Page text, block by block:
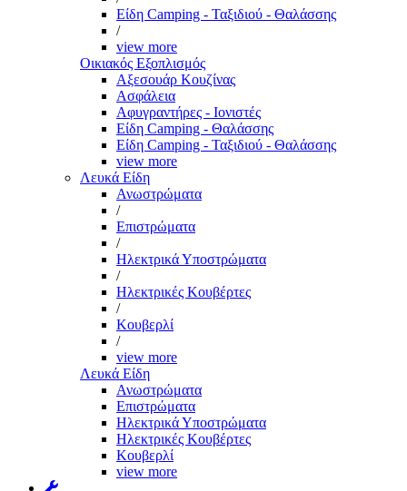
Είδη Camping - Ταξιδιού - Θαλάσσης
/
view more
Οικιακός Εξοπλισμός
Αξεσουάρ Κουζίνας
Ασφάλεια
Αφυγραντήρες - Ιονιστές
Είδη Camping - Θαλάσσης
Είδη Camping - Ταξιδιού - Θαλάσσης
view more
Λευκά Είδη
Ανωστρώματα
/
Επιστρώματα
/
Ηλεκτρικά Υποστρώματα
/
Ηλεκτρικές Κουβέρτες
/
Κουβερλί
/
view more
Λευκά Είδη
Ανωστρώματα
Επιστρώματα
Ηλεκτρικά Υποστρώματα
Ηλεκτρικές Κουβέρτες
Κουβερλί
view more